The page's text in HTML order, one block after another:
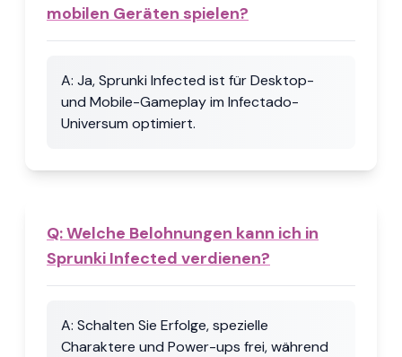
mobilen Geräten spielen?
A: Ja, Sprunki Infected ist für Desktop-
und Mobile-Gameplay im Infectado-
Universum optimiert.
Q:Welche Belohnungen kann ich in
Sprunki Infected verdienen?
A: Schalten Sie Erfolge, spezielle
Charaktere und Power-ups frei, während